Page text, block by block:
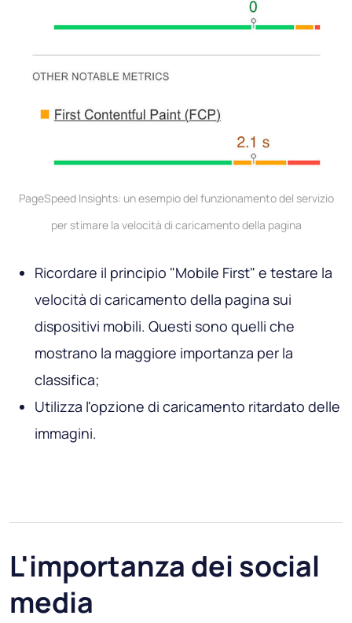
PageSpeed ​​Insights: un esempio del funzionamento del servizio
per stimare la velocità di caricamento della pagina
Ricordare il principio "Mobile First" e testare la
velocità di caricamento della pagina sui
dispositivi mobili. Questi sono quelli che
mostrano la maggiore importanza per la
classifica;
Utilizza l'opzione di caricamento ritardato delle
immagini.
L'importanza dei social
media